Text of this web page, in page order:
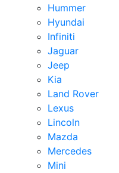
Hummer
Hyundai
Infiniti
Jaguar
Jeep
Kia
Land Rover
Lexus
Lincoln
Mazda
Mercedes
Mini